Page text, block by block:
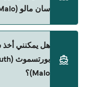
سان مالو (St Malo)؟
نعم، يمكنك السفر
Brittany Ferries
هل يمكنني أخذ
Malo)؟